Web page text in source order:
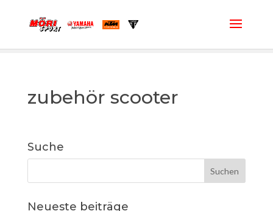
zubehör scooter
Suche
Neueste beiträge